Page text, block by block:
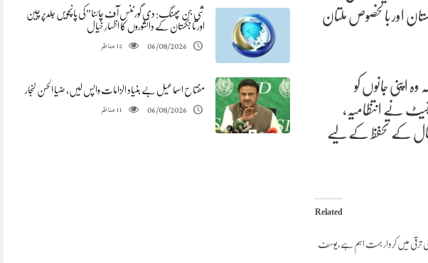
شی جن پھنگ: دی گورننس آف چائنا”کی پانچویں جلدپر چین
اور تاجکستان کے دانشوروں کا اظہارِ خیال
06/08/2026
12مناظر
مفتاح اسماعیل بے بنیاد الزامات واپس لیں، ضیا الحسن لنجار
06/08/2026
11مناظر
اور بالخصوص ملتان
اپنی جانوں کو
نے انتظامیہ،
کی جان و مال کے تحفظ کے لیے
Related
ترقی میں کردار بہت اہم ہے،یوسف